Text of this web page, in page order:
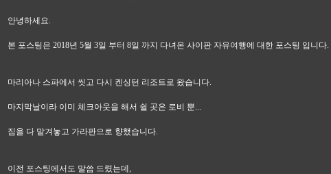
안녕하세요.
본 포스팅은 2018년 5월 3일 부터 8일 까지 다녀온 사이판 자유여행에 대한 포스팅 입니다.
마리아나 스파에서 씻고 다시 켄싱턴 리조트로 왔습니다.
마지막날이라 이미 체크아웃을 해서 쉴 곳은 로비 뿐...
짐을 다 맡겨놓고 가라판으로 향했습니다.
이전 포스팅에서도 말씀 드렸는데,